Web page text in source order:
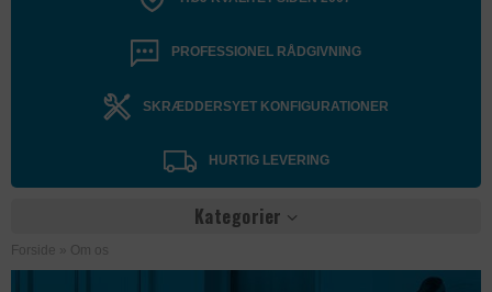
PROFESSIONEL RÅDGIVNING
SKRÆDDERSYET KONFIGURATIONER
HURTIG LEVERING
Kategorier
Forside » Om os